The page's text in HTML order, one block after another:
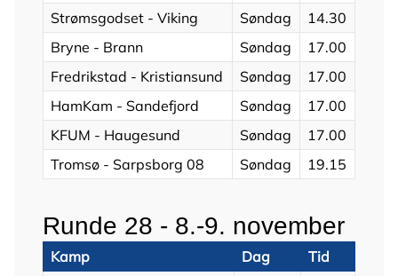
Strømsgodset - Viking
Søndag
14.30
Bryne - Brann
Søndag
17.00
Fredrikstad - Kristiansund
Søndag
17.00
HamKam - Sandefjord
Søndag
17.00
KFUM - Haugesund
Søndag
17.00
Tromsø - Sarpsborg 08
Søndag 19.15
Runde 28 - 8.-9. november
Kamp Dag
Tid